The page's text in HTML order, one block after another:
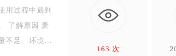
前预约）
用过程中遇到
了解原因 萧
不足、环境
163 次